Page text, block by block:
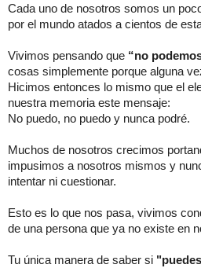
Cada uno de nosotros somos un
por el mundo atados a cientos de
Vivimos pensando que “no
cosas simplemente porque alguna
Hicimos entonces lo mismo que el
nuestra memoria este mensaje:
No puedo, no puedo y nunca podré.
Muchos de nosotros crecimos
impusimos a nosotros mismos y
intentar ni cuestionar.
Esto es lo que nos pasa, vivimos
de una persona que ya no existe en
Tu única manera de saber si